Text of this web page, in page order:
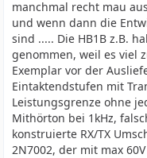
manchmal recht mau
und wenn dann die
sind ..... Die HB1B z.B.
genommen, weil es viel
Exemplar vor der
Eintaktendstufen mit
Leistungsgrenze ohne
Mithörton bei 1kHz,
konstruierte RX/TX
2N7002, der mit max